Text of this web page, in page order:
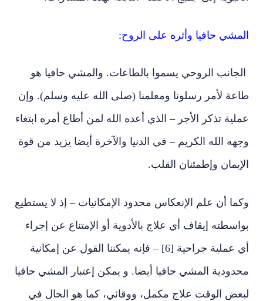
المشي حافيا وأثره على الروح:
الجانب الروحي يسموا بالطاعات. والمشي حافيا هو
طاعة لأمر رسلونا ومعلمنا (صلى الله عليه وسلم). وإن
عملية تذكر الأجر – الذي أعده الله لمن أطاع أمره ابتغاء
وجهه الله الكريم – في الدنيا والآخرة أيضا يزيد من قوة
الإيمان وإطمئنان القلب.
وكما أن علم الإنعكاس محدود الإمكانيات – إذ لا يستطيع
بواسطته إيقاف أي علاج بالأدوية أو الإمتناع عن إجراء
أي عملية جراحية [6] – فإنه يمكننا القول عن إمكانية
محدودية المشي حافيا أيضا. و يمكن إعتبار المشي حافيا
لبعض الوقت علاج مكمل، ووقائي، كما هو الحال في